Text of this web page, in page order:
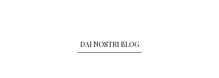
DAI NOSTRI BLOG